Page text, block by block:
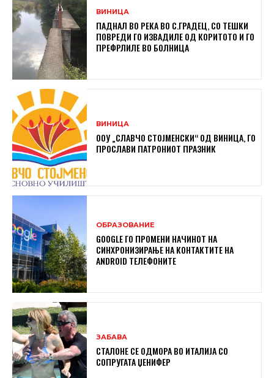
ВИНИЦА
ПАДНАЛ ВО РЕКА ВО С.ГРАДЕЦ, СО ТЕШКИ
ПОВРЕДИ ГО ИЗВАДИЛЕ ОД КОРИТОТО И ГО
ПРЕФРЛИЛЕ ВО БОЛНИЦА
ВИНИЦА
ООУ „СЛАВЧО СТОЈМЕНСКИ“ ОД ВИНИЦА, ГО
ПРОСЛАВИ ПАТРОНИОТ ПРАЗНИК
ОБРАЗОВАНИЕ
GOOGLE ГО ПРОМЕНИ НАЧИНОТ НА
СИНХРОНИЗИРАЊЕ НА КОНТАКТИТЕ НА
ANDROID ТЕЛЕФОНИТЕ
ЗАБАВА
СТАЛОНЕ СЕ ОДМОРА ВО ИТАЛИЈА СО
СОПРУГАТА ЏЕНИФЕР